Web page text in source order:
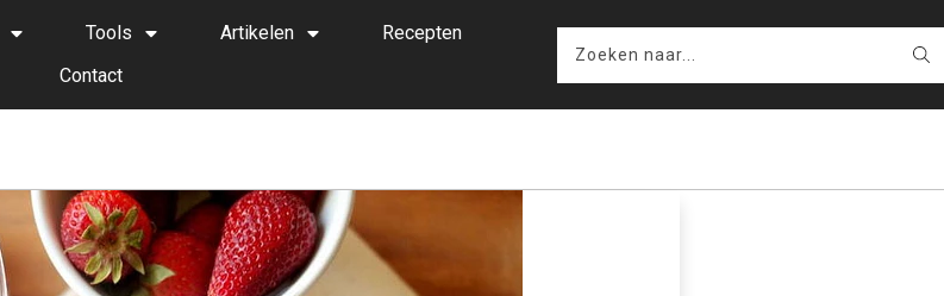
Tools Artikelen
Recepten
Contact